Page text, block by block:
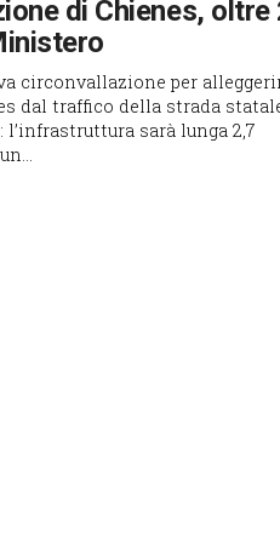
di Chienes, oltre
circonvallazione per
dal traffico della strada
l’infrastruttura sarà lunga 2,7